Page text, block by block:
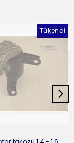
Tükendi